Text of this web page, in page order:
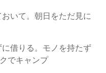
いて。朝日をただ見に
借りる。モノを持たず
でキャンプ